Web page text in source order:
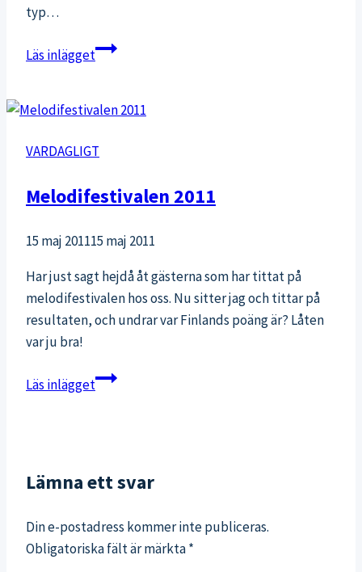
typ…
Läs inläggetRegn
VARDAGLIGT
Melodifestivalen 2011
15 maj 201115 maj 2011
Har just sagt hejdå åt gästerna som har tittat på
melodifestivalen hos oss. Nu sitter jag och tittar på
resultaten, och undrar var Finlands poäng är? Låten
var ju bra!
Läs inläggetMelodifestivalen
Lämna ett svar
Din e-postadress kommer inte publiceras.
Obligatoriska fält är märkta*